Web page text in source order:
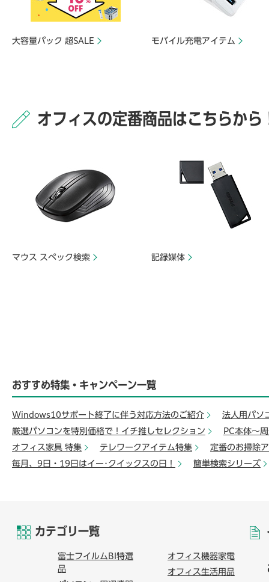
大容量パック 超SALE モバイル充電アイテム
オフィスの定番商品はこちらから
マウス スペック検索 記録媒体
おすすめ特集・キャンペーン一覧
Windows10サポート終了に伴う対応方法のご紹介
法人用パソ
厳選パソコンを特別価格で！イチ推しセレクション
PC本体～
オフィス家具 特集
テレワークアイテム特集
定番のお掃除
毎月、9日・19日はイー･クイックスの日！
簡単検索シリーズ
カテゴリ一覧
富士フイルムBI特選
品
オフィス機器家電
オフィス生活用品